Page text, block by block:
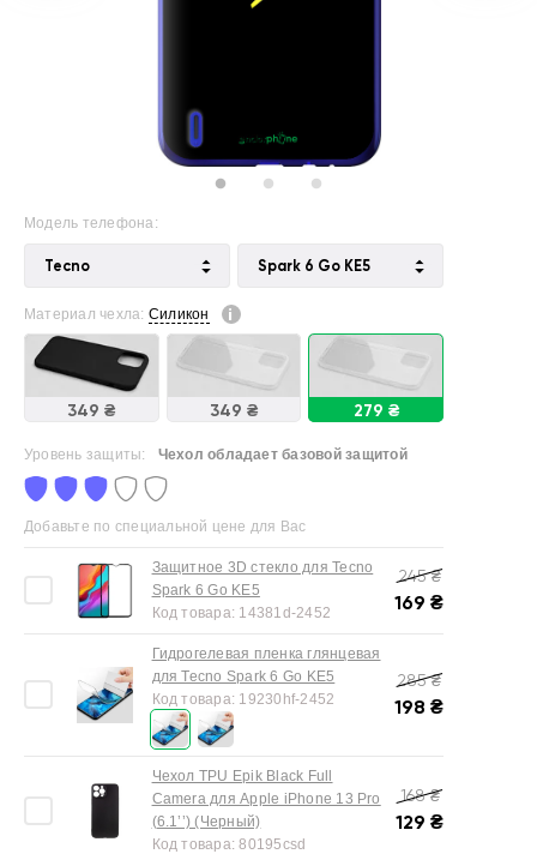
Модель телефона:
Tecno Spark 6 Go KE5
Материал чехла: Силикон
349 ₴ 349 ₴ 279 ₴
Уровень защиты: Чехол обладает базовой защитой
Добавьте по специальной цене для Вас
Защитное 3D стекло для Tecno
Spark 6 Go KE5
Код товара: 14381d-2452
245₴
169 ₴
Гидрогелевая пленка глянцевая
для Tecno Spark 6 Go KE5
Код товара: 19230hf-2452
285₴
198 ₴
Чехол TPU Epik Black Full
Camera для Apple iPhone 13 Pro
(6.1’’) (Черный)
Код товара:80195csd
168₴
129 ₴